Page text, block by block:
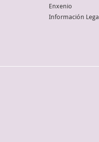
Enxenio
Información Legal